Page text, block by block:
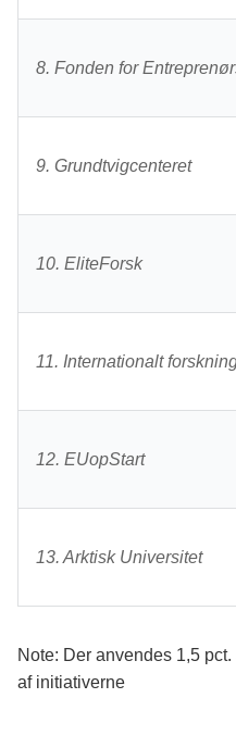
8. Fonden for
9. Grundtvigcenteret
10. EliteForsk
11. Internationalt
12. EUopStart
13. Arktisk Universitet
Note: Der anvendes 1,5
af initiativerne